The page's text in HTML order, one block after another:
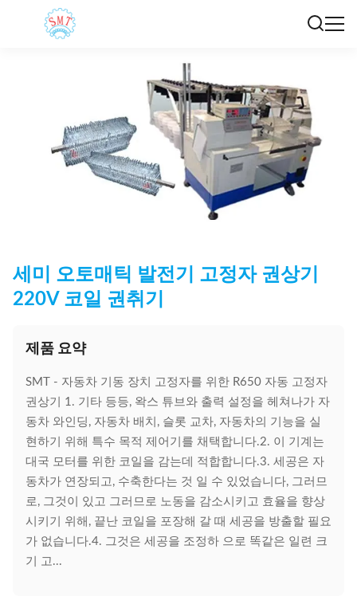
세미 오토매틱 발전기 고정자 권상기
220V 코일 권취기
제품 요약
SMT - 자동차 기동 장치 고정자를 위한 R650 자동 고정자
권상기 1. 기타 등등, 왁스 튜브와 출력 설정을 헤쳐나가 자
동차 와인딩, 자동차 배치, 슬롯 교차, 자동차의 기능을 실
현하기 위해 특수 목적 제어기를 채택합니다.2. 이 기계는
대국 모터를 위한 코일을 감는데 적합합니다.3. 세공은 자
동차가 연장되고, 수축한다는 것 일 수 있었습니다, 그러므
로, 그것이 있고 그러므로 노동을 감소시키고 효율을 향상
시키기 위해, 끝난 코일을 포장해 갈 때 세공을 방출할 필요
가 없습니다.4. 그것은 세공을 조정하 으로 똑같은 일련 크
기 고...